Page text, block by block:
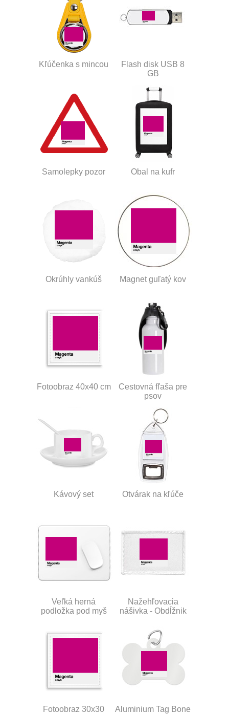
Kľúčenka s mincou
Flash disk USB 8
GB
Samolepky pozor Obal na kufr
Okrúhly vankúš Magnet guľatý kov
Fotoobraz 40x40 cm
Cestovná fľaša pre
psov
Kávový set Otvárak na kľúče
Veľká herná
podložka pod myš
Nažehľovacia
nášivka - Obdĺžnik
Fotoobraz 30x30 Aluminium Tag Bone